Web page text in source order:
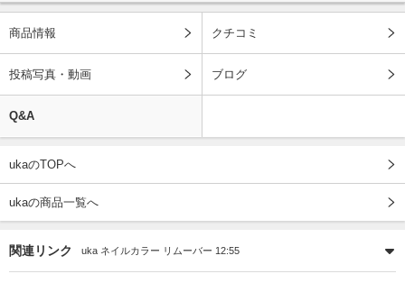
商品情報 クチコミ
投稿写真・動画 ブログ
Q&A
ukaのTOPへ
ukaの商品一覧へ
関連リンク uka ネイルカラー リムーバー 12:55